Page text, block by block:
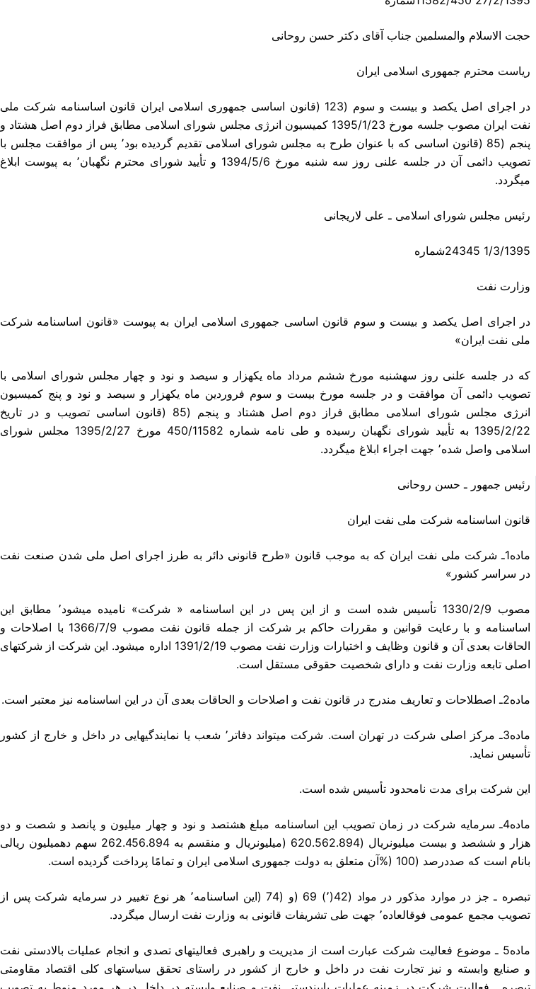
حجت الاسلام والمسلمین جناب آقای دکتر حسن روحانی
ریاست محترم جمهوری اسلامی ایران
در اجرای اصل یکصد و بیست و سوم (123 (قانون اساسی جمهوری اسلامی ایران قانون اساسنامه شرکت ملی
نفت ایران مصوب جلسه مورخ 1395/1/23 کمیسیون انرژی مجلس شورای اسلامی مطابق فراز دوم اصل هشتاد و
پنجم (85 (قانون اساسی که با عنوان طرح به مجلس شورای اسلامی تقدیم گردیده بود٬ پس از موافقت مجلس با
تصویب دائمی آن در جلسه علنی روز سه شنبه مورخ 1394/5/6 و تأیید شورای محترم نگهبان٬ به پیوست ابلاغ
میگردد.
رئیس مجلس شورای اسلامی ـ علی لاریجانی
1/3/1395 24345شماره
وزارت نفت
در اجرای اصل یکصد و بیست و سوم قانون اساسی جمهوری اسلامی ایران به پیوست «قانون اساسنامه شرکت
ملی نفت ایران»
که در جلسه علنی روز سهشنبه مورخ ششم مرداد ماه یکهزار و سیصد و نود و چهار مجلس شورای اسلامی با
تصویب دائمی آن موافقت و در جلسه مورخ بیست و سوم فروردین ماه یکهزار و سیصد و نود و پنج کمیسیون
انرژی مجلس شورای اسلامی مطابق فراز دوم اصل هشتاد و پنجم (85 (قانون اساسی تصویب و در تاریخ
1395/2/22 به تأیید شورای نگهبان رسیده و طی نامه شماره 450/11582 مورخ 1395/2/27 مجلس شورای
اسلامی واصل شده٬ جهت اجراء ابلاغ میگردد.
رئیس جمهور ـ حسن روحانی
قانون اساسنامه شرکت ملی نفت ایران
ماده1ـ شرکت ملی نفت ایران که به موجب قانون «طرح قانونی دائر به طرز اجرای اصل ملی شدن صنعت نفت
در سراسر کشور»
مصوب 1330/2/9 تأسیس شده است و از این پس در این اساسنامه « شرکت» نامیده میشود٬ مطابق این
اساسنامه و با رعایت قوانین و مقررات حاکم بر شرکت از جمله قانون نفت مصوب 1366/7/9 با اصلاحات و
الحاقات بعدی آن و قانون وظایف و اختیارات وزارت نفت مصوب 1391/2/19 اداره میشود. این شرکت از شرکتهای
اصلی تابعه وزارت نفت و دارای شخصیت حقوقی مستقل است.
ماده2ـ اصطلاحات و تعاریف مندرج در قانون نفت و اصلاحات و الحاقات بعدی آن در این اساسنامه نیز معتبر است.
ماده3ـ مرکز اصلی شرکت در تهران است. شرکت میتواند دفاتر٬ شعب یا نمایندگیهایی در داخل و خارج از کشور
تأسیس نماید.
این شرکت برای مدت نامحدود تأسیس شده است.
ماده4ـ سرمایه شرکت در زمان تصویب این اساسنامه مبلغ هشتصد و نود و چهار میلیون و پانصد و شصت و دو
هزار و ششصد و بیست میلیونریال (620.562.894 (میلیونریال و منقسم به 262.456.894 سهم دهمیلیون ریالی
بانام است که صددرصد (100 (%آن متعلق به دولت جمهوری اسلامی ایران و تمامًا پرداخت گردیده است.
تبصره ـ جز در موارد مذکور در مواد (42(٬) 69 (و (74 (این اساسنامه٬ هر نوع تغییر در سرمایه شرکت پس از
تصویب مجمع عمومی فوقالعاده٬ جهت طی تشریفات قانونی به وزارت نفت ارسال میگردد.
ماده5 ـ موضوع فعالیت شرکت عبارت است از مدیریت و راهبری فعالیتهای تصدی و انجام عملیات بالادستی نفت
و صنایع وابسته و نیز تجارت نفت در داخل و خارج از کشور در راستای تحقق سیاستهای کلی اقتصاد مقاومتی